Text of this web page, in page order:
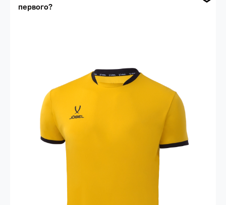
Сумма скидки зависит от стоимости вашего
(30%) - сумма всех заказов за 6 месяцев -
30.000 рублей.
Опт 3 (33%)- сумма всех заказов за 6 месяцев
(36%)
- сумма всех заказов за 6 месяцев
(38%) -
сумма всех заказов за 6 месяцев -
первого?